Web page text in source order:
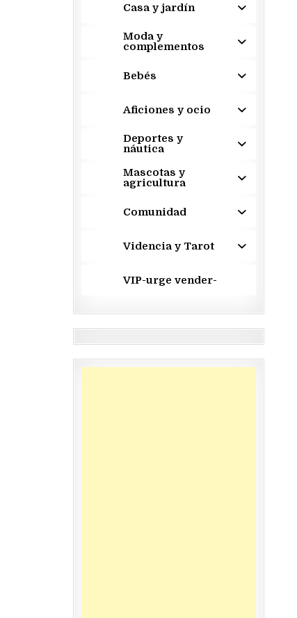
Casa y jardín
Moda y
complementos
Bebés
Aficiones y ocio
Deportes y
náutica
Mascotas y
agricultura
Comunidad
Videncia y Tarot
VIP-urge vender-